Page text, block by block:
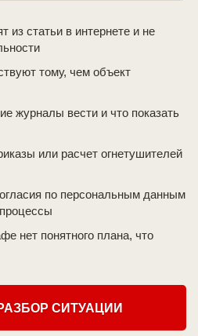
из статьи в интернете и не
тому, чем объект
журналы вести и что показать
или расчет огнетушителей
по персональным данным
нет понятного плана, что
СИТУАЦИИ